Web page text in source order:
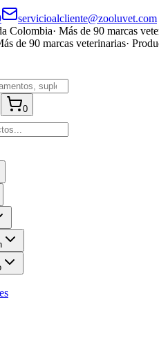
servicioalcliente@zooluvet.com
Colombia· Más de 90 marcas
de 90 marcas veterinarias·
0